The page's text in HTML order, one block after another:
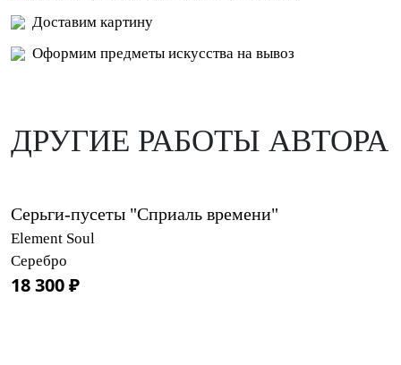
Доставим картину
Оформим предметы искусства на вывоз
ДРУГИЕ РАБОТЫ АВТОРА
Серьги-пусеты "Сприаль времени"
Element Soul
Серебро
18 300 ₽